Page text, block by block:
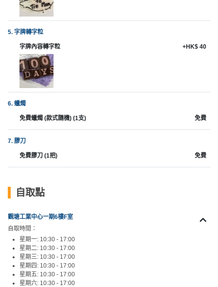
體
驗
手
作
工
作
坊
外
樂
遊
出
5. 字牌轉字粒
字牌內容轉字粒 +HK$ 40
6. 蠟燭
免費蠟燭 (款式隨機) (1支) 免費
7. 膠刀
免費膠刀 (1把) 免費
自取點
觀塘工業中心一期6樓F室
自取時間：
星期一: 10:30 - 17:00
星期二: 10:30 - 17:00
星期三: 10:30 - 17:00
星期四: 10:30 - 17:00
星期五: 10:30 - 17:00
星期六: 10:30 - 17:00